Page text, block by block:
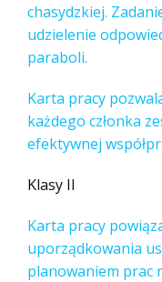
chasydzkiej.
udzielenie
paraboli.
Karta pracy
każdego członka
efektywnej
Klasy II
Karta pracy
uporządkowania
planowaniem prac